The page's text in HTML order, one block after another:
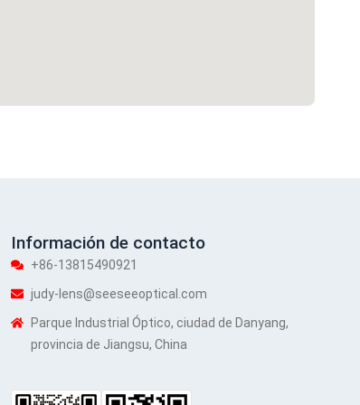
Información de contacto
+86-13815490921
judy-lens@seeseeoptical.com
Parque Industrial Óptico, ciudad de Danyang,
provincia de Jiangsu, China